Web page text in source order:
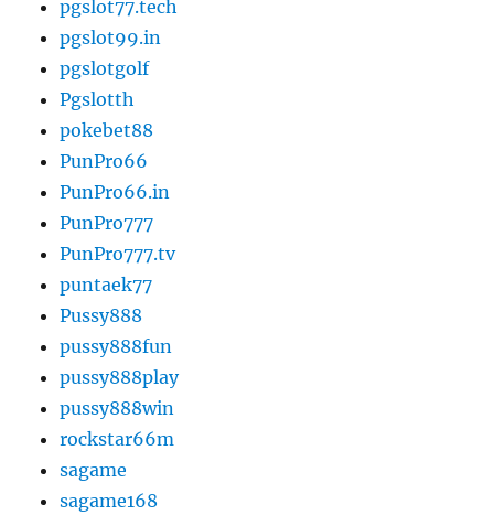
pgslot77.tech
pgslot99.in
pgslotgolf
Pgslotth
pokebet88
PunPro66
PunPro66.in
PunPro777
PunPro777.tv
puntaek77
Pussy888
pussy888fun
pussy888play
pussy888win
rockstar66m
sagame
sagame168